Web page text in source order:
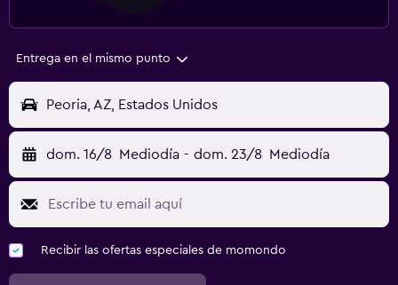
Entrega en el mismo punto
Peoria, AZ, Estados Unidos
dom. 16/8 Mediodía - dom. 23/8 Mediodía
Recibir las ofertas especiales de momondo